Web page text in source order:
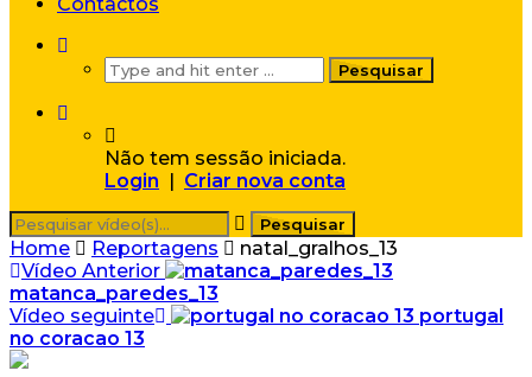
Contactos
Não tem sessão iniciada.
Login
Criar nova conta
Home Reportagens
natal_gralhos_13
Vídeo Anterior
matanca_paredes_13
Vídeo seguinte
portugal
no coracao 13